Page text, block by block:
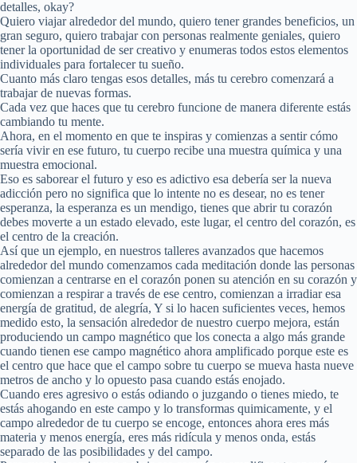
detalles, okay?
Quiero viajar alrededor del mundo, quiero tener grandes beneficios, un
gran seguro, quiero trabajar con personas realmente geniales, quiero
tener la oportunidad de ser creativo y enumeras todos estos elementos
individuales para fortalecer tu sueño.
Cuanto más claro tengas esos detalles, más tu cerebro comenzará a
trabajar de nuevas formas.
Cada vez que haces que tu cerebro funcione de manera diferente estás
cambiando tu mente.
Ahora, en el momento en que te inspiras y comienzas a sentir cómo
sería vivir en ese futuro, tu cuerpo recibe una muestra química y una
muestra emocional.
Eso es saborear el futuro y eso es adictivo esa debería ser la nueva
adicción pero no significa que lo intente no es desear, no es tener
esperanza, la esperanza es un mendigo, tienes que abrir tu corazón
debes moverte a un estado elevado, este lugar, el centro del corazón, es
el centro de la creación.
Así que un ejemplo, en nuestros talleres avanzados que hacemos
alrededor del mundo comenzamos cada meditación donde las personas
comienzan a centrarse en el corazón ponen su atención en su corazón y
comienzan a respirar a través de ese centro, comienzan a irradiar esa
energía de gratitud, de alegría, Y si lo hacen suficientes veces, hemos
medido esto, la sensación alrededor de nuestro cuerpo mejora, están
produciendo un campo magnético que los conecta a algo más grande
cuando tienen ese campo magnético ahora amplificado porque este es
el centro que hace que el campo sobre tu cuerpo se mueva hasta nueve
metros de ancho y lo opuesto pasa cuando estás enojado.
Cuando eres agresivo o estás odiando o juzgando o tienes miedo, te
estás ahogando en este campo y lo transformas quimicamente, y el
campo alrededor de tu cuerpo se encoge, entonces ahora eres más
materia y menos energía, eres más ridícula y menos onda, estás
separado de las posibilidades y del campo.